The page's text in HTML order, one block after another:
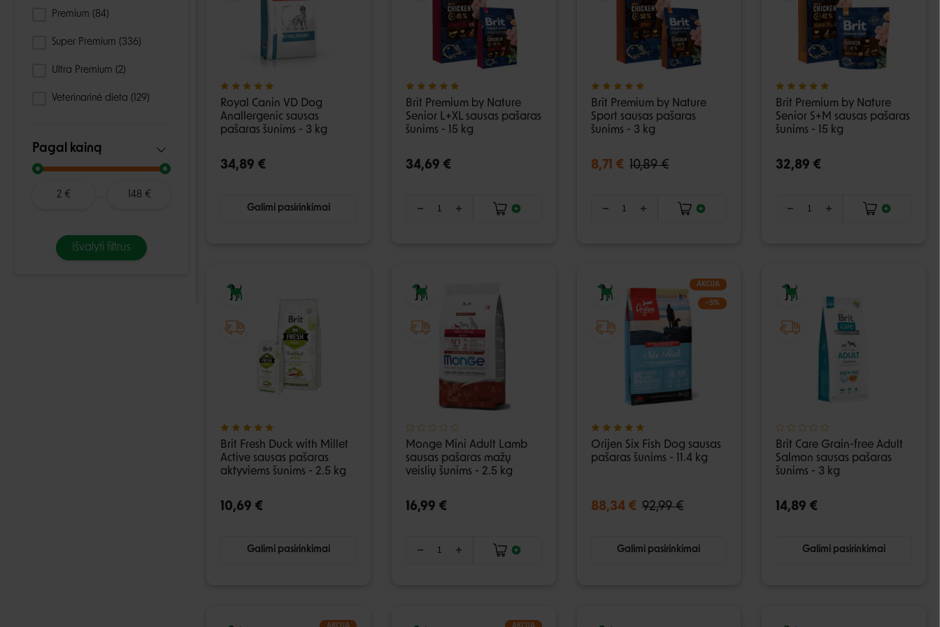
Premium (84)
Super Premium (336)
Ultra Premium (2)
Veterinarinė dieta (129)
Pagal kainą
2 € 148 €
Išvalyti filtrus
Royal Canin VD Dog
Anallergenic sausas
pašaras šunims - 3 kg
34,89 €
Galimi pasirinkimai
Brit Premium by Nature
Senior L+XL sausas pašaras
šunims - 15 kg
34,69 €
Brit Premium by Nature
Sport sausas pašaras
šunims - 3 kg
8,71 € 10,89 €
Brit Premium by Nature
Senior S+M sausas pašaras
šunims - 15 kg
32,89 €
Brit Fresh Duck with Millet
Active sausas pašaras
aktyviems šunims - 2.5 kg
10,69 €
Galimi pasirinkimai
Monge Mini Adult Lamb
sausas pašaras mažų
veislių šunims - 2.5 kg
16,99 €
AKCIJA
−5%
Orijen Six Fish Dog sausas
pašaras šunims - 11.4 kg
88,34 € 92,99 €
Galimi pasirinkimai
Brit Care Grain-free Adult
Salmon sausas pašaras
šunims - 3 kg
14,89 €
Galimi pasirinkimai